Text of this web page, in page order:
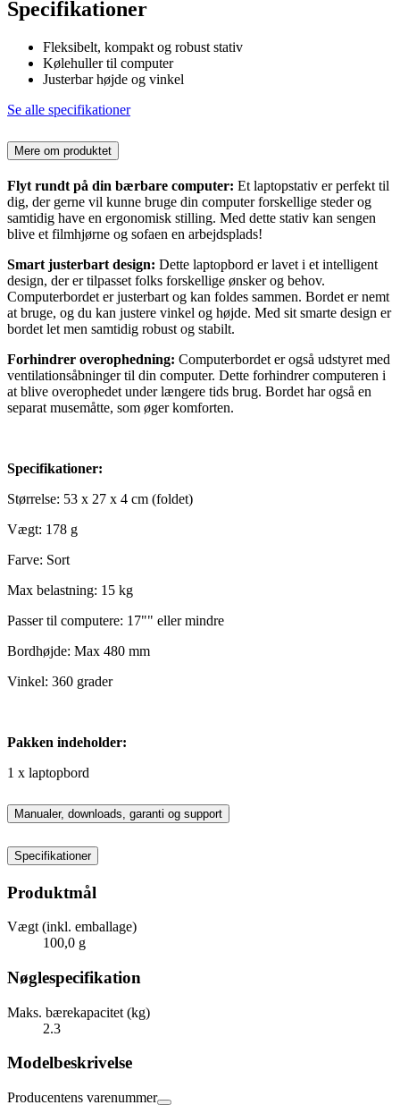
Specifikationer
Fleksibelt, kompakt og robust stativ
Kølehuller til computer
Justerbar højde og vinkel
Se alle specifikationer
Mere om produktet
Flyt rundt på din bærbare computer: Et laptopstativ er perfekt til
dig, der gerne vil kunne bruge din computer forskellige steder og
samtidig have en ergonomisk stilling. Med dette stativ kan sengen
blive et filmhjørne og sofaen en arbejdsplads!
Smart justerbart design: Dette laptopbord er lavet i et intelligent
design, der er tilpasset folks forskellige ønsker og behov.
Computerbordet er justerbart og kan foldes sammen. Bordet er nemt
at bruge, og du kan justere vinkel og højde. Med sit smarte design er
bordet let men samtidig robust og stabilt.
Forhindrer overophedning: Computerbordet er også udstyret med
ventilationsåbninger til din computer. Dette forhindrer computeren i
at blive overophedet under længere tids brug. Bordet har også en
separat musemåtte, som øger komforten.
Specifikationer:
Størrelse: 53 x 27 x 4 cm (foldet)
Vægt: 178 g
Farve: Sort
Max belastning: 15 kg
Passer til computere: 17"" eller mindre
Bordhøjde: Max 480 mm
Vinkel: 360 grader
Pakken indeholder:
1 x laptopbord
Manualer, downloads, garanti og support
Specifikationer
Produktmål
Vægt (inkl. emballage)
100,0 g
Nøglespecifikation
Maks. bærekapacitet (kg)
2.3
Modelbeskrivelse
Producentens varenummer